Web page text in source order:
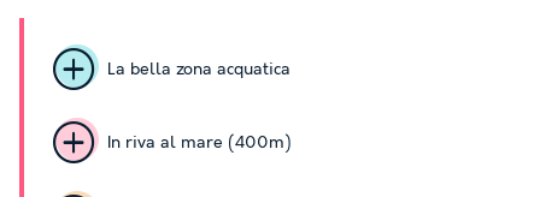
La bella zona acquatica
In riva al mare (400m)